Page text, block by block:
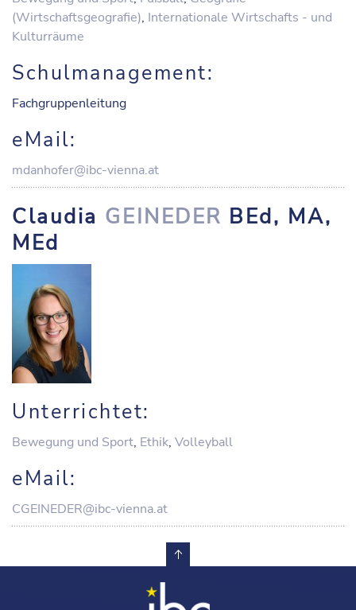
(Wirtschaftsgeografie), Internationale Wirtschafts - und
Kulturräume
Schulmanagement:
Fachgruppenleitung
eMail:
mdanhofer@ibc-vienna.at
Claudia GEINEDER BEd, MA,
MEd
Unterrichtet:
Bewegung und Sport, Ethik, Volleyball
eMail:
CGEINEDER@ibc-vienna.at